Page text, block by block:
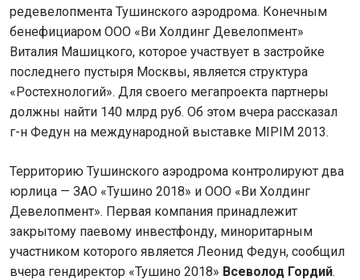
редевелопмента Тушинского аэродрома. Конечным
бенефициаром ООО «Ви Холдинг Девелопмент»
Виталия Машицкого, которое участвует в застройке
последнего пустыря Москвы, является структура
«Ростехнологий». Для своего мегапроекта партнеры
должны найти 140 млрд руб. Об этом вчера рассказал
г-н Федун на международной выставке MIPIM 2013.
Территорию Тушинского аэродрома контролируют два
юрлица — ЗАО «Тушино 2018» и ООО «Ви Холдинг
Девелопмент». Первая компания принадлежит
закрытому паевому инвестфонду, миноритарным
участником которого является Леонид Федун, сообщил
вчера гендиректор «Тушино 2018» Всеволод Гордий.